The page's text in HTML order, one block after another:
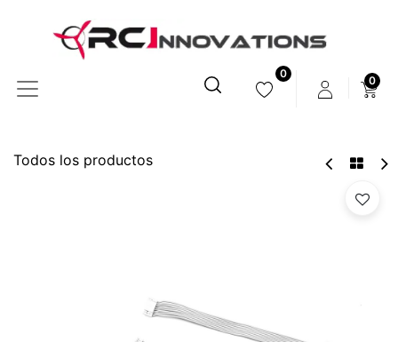
0
0
Todos los productos